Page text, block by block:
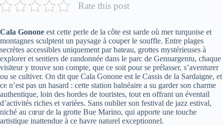
Rate this post
Cala Gonone est cette perle de la côte est sarde où mer turquoise et
montagnes sculptent un paysage à couper le souffle. Entre plages
secrètes accessibles uniquement par bateau, grottes mystérieuses à
explorer et sentiers de randonnée dans le parc de Gennargentu, chaque
visiteur y trouve son compte, que ce soit pour se prélasser, s’aventurer
ou se cultiver. On dit que Cala Gonone est le Cassis de la Sardaigne, et
ce n’est pas un hasard : cette station balnéaire a su garder son charme
authentique, loin des hordes de touristes, tout en offrant un éventail
d’activités riches et variées. Sans oublier son festival de jazz estival,
niché au cœur de la grotte Bue Marino, qui apporte une touche
artistique inattendue à ce havre naturel exceptionnel.